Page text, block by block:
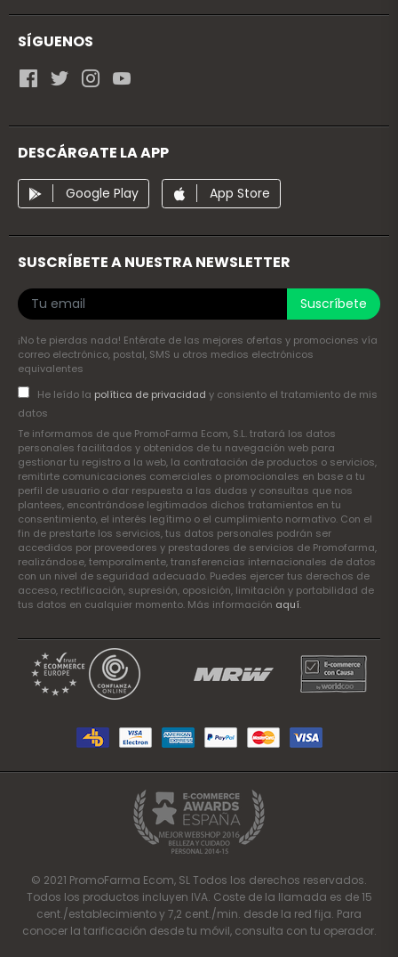
SÍGUENOS
DESCÁRGATE LA APP
Google Play App Store
SUSCRÍBETE A NUESTRA NEWSLETTER
Suscríbete
¡No te pierdas nada! Entérate de las mejores ofertas y promociones vía
correo electrónico, postal, SMS u otros medios electrónicos
equivalentes
He leído la política de privacidad y consiento el tratamiento de mis
datos
Te informamos de que PromoFarma Ecom, S.L. tratará los datos
personales facilitados y obtenidos de tu navegación web para
gestionar tu registro a la web, la contratación de productos o servicios,
remitirte comunicaciones comerciales o promocionales en base a tu
perfil de usuario o dar respuesta a las dudas y consultas que nos
plantees, encontrándose legitimados dichos tratamientos en tu
consentimiento, el interés legítimo o el cumplimiento normativo. Con el
fin de prestarte los servicios, tus datos personales podrán ser
accedidos por proveedores y prestadores de servicios de Promofarma,
realizándose, temporalmente, transferencias internacionales de datos
con un nivel de seguridad adecuado. Puedes ejercer tus derechos de
acceso, rectificación, supresión, oposición, limitación y portabilidad de
tus datos en cualquier momento. Más información aquí.
© 2021 PromoFarma Ecom, SL Todos los derechos reservados.
Todos los productos incluyen IVA. Coste de la llamada es de 15
cent./establecimiento y 7,2 cent./min. desde la red fija. Para
conocer la tarificación desde tu móvil, consulta con tu operador.